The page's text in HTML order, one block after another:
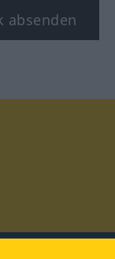
absenden